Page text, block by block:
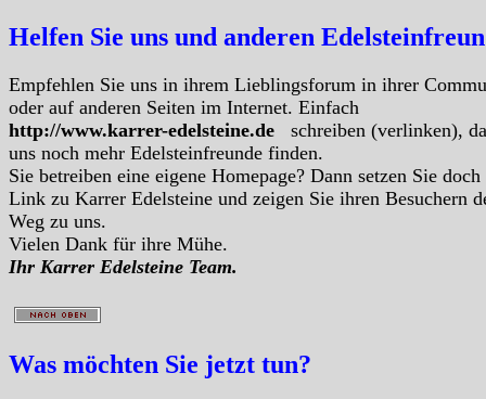
Helfen Sie uns und anderen
Empfehlen Sie uns in ihrem Lieblingsforum in ihrer
oder auf anderen Seiten im Internet. Einfach
http://www.karrer-edelsteine.de
schreiben (verlinken),
uns noch mehr Edelsteinfreunde finden.
Sie betreiben eine eigene Homepage? Dann setzen Sie doch
Link zu Karrer Edelsteine und zeigen Sie ihren Besuchern
Weg zu uns.
Vielen Dank für ihre Mühe.
Ihr Karrer Edelsteine Team.
Was möchten Sie jetzt tun?